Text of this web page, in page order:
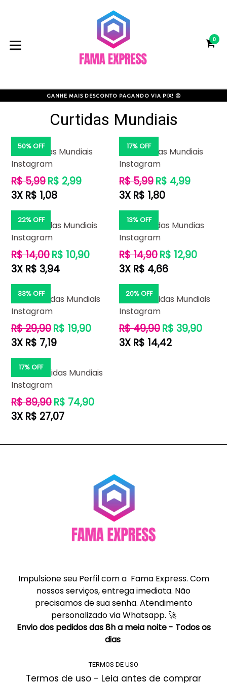
conteúdo
expandir/colapsar
0
GANHE MAIS DESCONTO PAGANDO VIA PIX! 😍
Curtidas Mundiais
50% OFF
50 Curtidas Mundiais
Instagram
Preço
normal
R$ 5,99R$ 2,99
3X R$ 1,08
17% OFF
100 Curtidas Mundiais
Instagram
Preço
normal
R$ 5,99R$ 4,99
3X R$ 1,80
22% OFF
250 Curtidas Mundiais
Instagram
Preço
normal
R$ 14,00R$ 10,90
3X R$ 3,94
13% OFF
500 Curtidas Mundias
Instagram
Preço
normal
R$ 14,90R$ 12,90
3X R$ 4,66
33% OFF
1000 Curtidas Mundiais
Instagram
Preço
normal
R$ 29,90R$ 19,90
3X R$ 7,19
20% OFF
2000 Curtidas Mundiais
Instagram
Preço
normal
R$ 49,90R$ 39,90
3X R$ 14,42
17% OFF
5000 Curtidas Mundiais
Instagram
Preço
normal
R$ 89,90R$ 74,90
3X R$ 27,07
Impulsione seu Perfil com a Fama Express. Com
nossos serviços, entrega imediata. Não
precisamos de sua senha. Atendimento
personalizado via Whatsapp. 🚀
Envio dos pedidos das 8h a meia noite - Todos os
dias
TERMOS DE USO
Termos de uso - Leia antes de comprar